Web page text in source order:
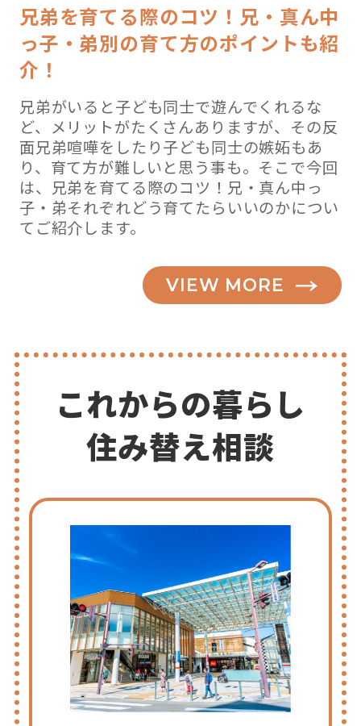
兄弟を育てる際のコツ！兄・真ん中
っ子・弟別の育て方のポイントも紹
介！
兄弟がいると子ども同士で遊んでくれるな
ど、メリットがたくさんありますが、その反
面兄弟喧嘩をしたり子ども同士の嫉妬もあ
り、育て方が難しいと思う事も。そこで今回
は、兄弟を育てる際のコツ！兄・真ん中っ
子・弟それぞれどう育てたらいいのかについ
てご紹介します。
VIEW MORE
これからの暮らし
住み替え相談